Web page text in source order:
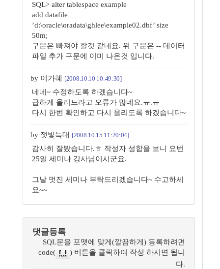
SQL> alter tablespace example
add datafile
’d:\oracle\oradata\ghlee\example02.dbf’ size
50m;
구문은 빠져야 할것 같네요. 위 구문은 -- 데이터
파일 추가 구문에 이미 나온것 입니다.
by 이가혜 [2008.10.10 10:49:30]
네네~ 수정하도록 하겠습니다~
급하게 올리느라고 오류가 많네요.ㅠ.ㅠ
다시 한번 확인하고 다시 올리도록 하겠습니다~
by 잿빛늑대 [2008.10.15 11:20:04]
감사히 잘봤습니다.ㅎ 작성자 성함을 보니 요번
25일 세미나 강사님이시군요.
그날 멋진 세미나 부탁드리겠습니다~ 수고하세
요~~
댓글등록
SQL문을 포맷에 맞게(깔끔하게) 등록하려면
code(
) 버튼을 클릭하여 작성 하시면 됩니
다.